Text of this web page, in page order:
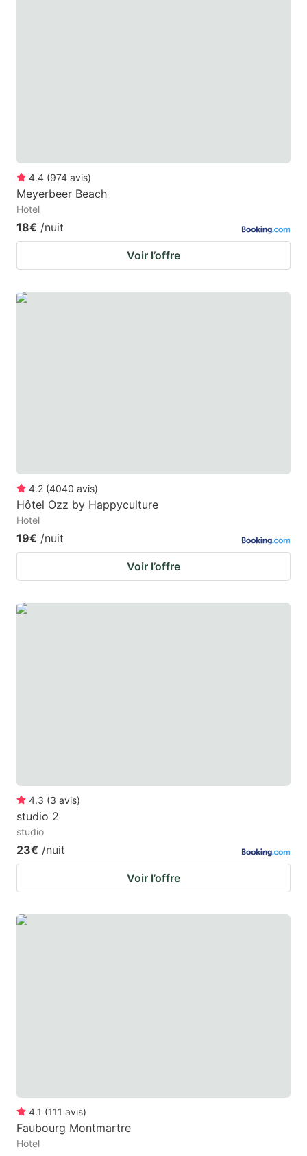
4.4 (974 avis)
Meyerbeer Beach
Hotel
18€ /nuit
Voir l’offre
4.2 (4040 avis)
Hôtel Ozz by Happyculture
Hotel
19€ /nuit
Voir l’offre
4.3 (3 avis)
studio 2
studio
23€ /nuit
Voir l’offre
4.1 (111 avis)
Faubourg Montmartre
Hotel